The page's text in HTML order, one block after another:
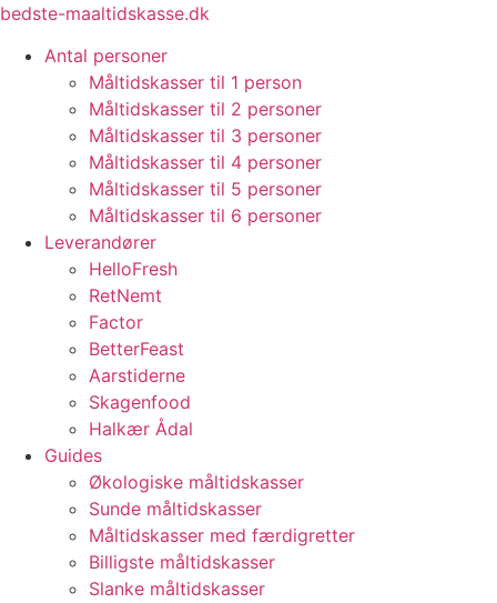
Videre
indhold
bedste-maaltidskasse.dk
Antal personer
Måltidskasser til 1 person
Måltidskasser til 2 personer
Måltidskasser til 3 personer
Måltidskasser til 4 personer
Måltidskasser til 5 personer
Måltidskasser til 6 personer
Leverandører
HelloFresh
RetNemt
Factor
BetterFeast
Aarstiderne
Skagenfood
Halkær Ådal
Guides
Økologiske måltidskasser
Sunde måltidskasser
Måltidskasser med færdigretter
Billigste måltidskasser
Slanke måltidskasser